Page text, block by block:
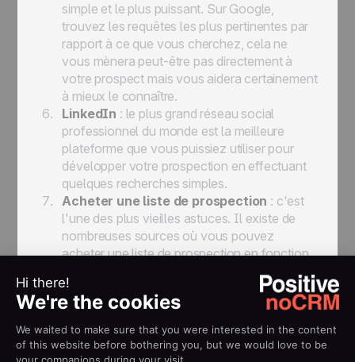
simple et le plus puissant. Sur Google,
trouvez les requêtes les plus pertinentes par
rapport à ce que vous cherchez, cela ne
vous mènera peut-être pas directement à
votre prospect mais vous aidera certainement
à mieux le connaître.
LinkedIn : le plus grand réseau social
professionnel du monde est la meilleure
plateforme que vous puissiez utiliser pour
développer votre prospection en effectuant
quelques recherches simples.
Acheter une liste de prospection : c'est
l'une des plus vieilles astuces. Il existe de
nombreuses sources où vous pouvez
acheter une liste de prospection en fonction
de votre cible. Toutefois, sachez que l'on ne
peut pas se fier à l'exactitude de ces listes et
que beaucoup d'entre elles sont obsolètes.
5. Importez toutes ces listes